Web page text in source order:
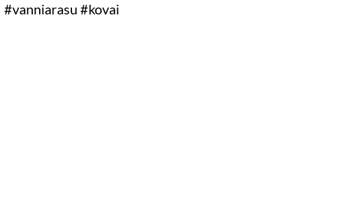
#vanniarasu #kovai